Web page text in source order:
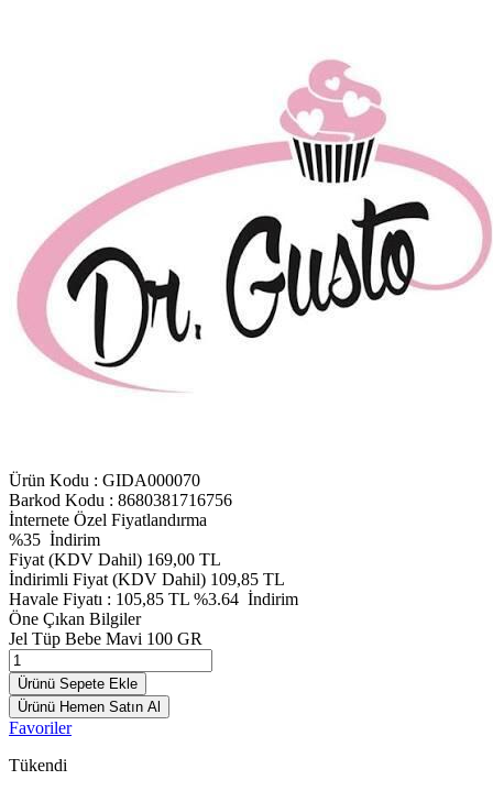
Ürün Kodu : GIDA000070
Barkod Kodu : 8680381716756
İnternete Özel Fiyatlandırma
%35 İndirim
Fiyat (KDV Dahil) 169,00 TL
İndirimli Fiyat (KDV Dahil) 109,85 TL
Havale Fiyatı : 105,85 TL %3.64 İndirim
Öne Çıkan Bilgiler
Jel Tüp Bebe Mavi 100 GR
Ürünü Sepete Ekle
Ürünü Hemen Satın Al
Favoriler
Tükendi